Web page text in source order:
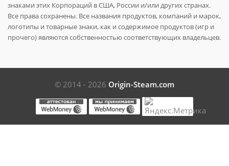
знаками этих Корпораций в США, России и/или других странах.
Все права сохранены. Все названия продуктов, компаний и марок,
логотипы и товарные знаки, как и содержимое продуктов (игр и
прочего) являются собственностью соответствующих владельцев.
© 2014 - 2026 Origin-Steam.com